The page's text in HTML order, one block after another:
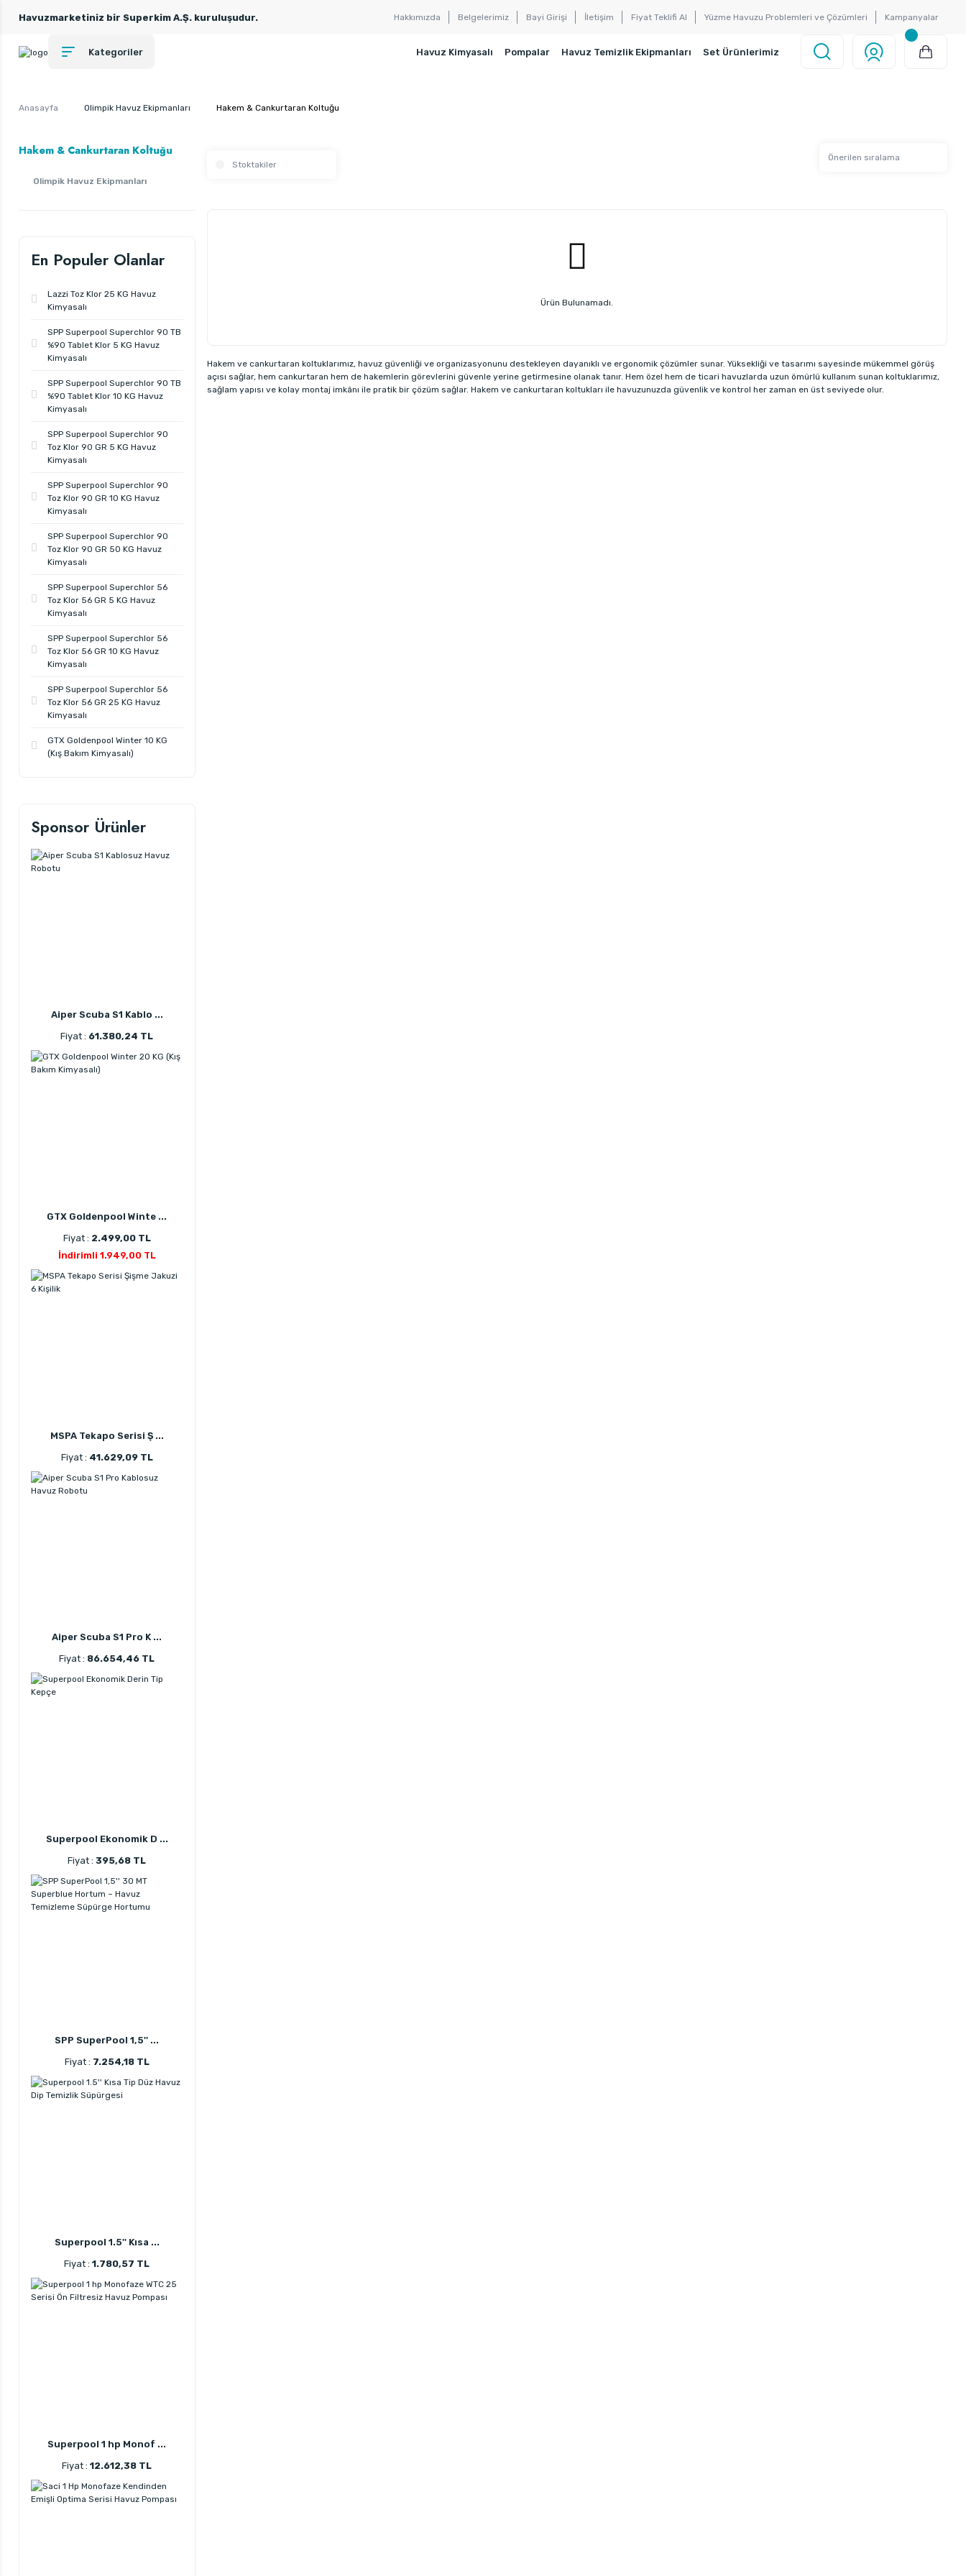
Havuzmarketiniz bir Superkim A.Ş. kuruluşudur. Hakkımızda Belgelerimiz Bayi Girişi İletişim Fiyat Teklifi Al Yüzme Havuzu Problemleri ve Çözümleri Kampanyalar
Kategoriler Havuz Kimyasalı Pompalar Havuz Temizlik Ekipmanları Set Ürünlerimiz
Anasayfa Olimpik Havuz Ekipmanları Hakem & Cankurtaran Koltuğu
Hakem & Cankurtaran Koltuğu
Olimpik Havuz Ekipmanları
En Populer Olanlar
Lazzi Toz Klor 25 KG Havuz
Kimyasalı
SPP Superpool Superchlor 90 TB
%90 Tablet Klor 5 KG Havuz
Kimyasalı
SPP Superpool Superchlor 90 TB
%90 Tablet Klor 10 KG Havuz
Kimyasalı
SPP Superpool Superchlor 90
Toz Klor 90 GR 5 KG Havuz
Kimyasalı
SPP Superpool Superchlor 90
Toz Klor 90 GR 10 KG Havuz
Kimyasalı
SPP Superpool Superchlor 90
Toz Klor 90 GR 50 KG Havuz
Kimyasalı
SPP Superpool Superchlor 56
Toz Klor 56 GR 5 KG Havuz
Kimyasalı
SPP Superpool Superchlor 56
Toz Klor 56 GR 10 KG Havuz
Kimyasalı
SPP Superpool Superchlor 56
Toz Klor 56 GR 25 KG Havuz
Kimyasalı
GTX Goldenpool Winter 10 KG
(Kış Bakım Kimyasalı)
Sponsor Ürünler
Aiper Scuba S1 Kablo ...
Fiyat : 61.380,24 TL
GTX Goldenpool Winte ...
Fiyat : 2.499,00 TL
İndirimli 1.949,00 TL
MSPA Tekapo Serisi Ş ...
Fiyat : 41.629,09 TL
Aiper Scuba S1 Pro K ...
Fiyat : 86.654,46 TL
Superpool Ekonomik D ...
Fiyat :395,68 TL
SPP SuperPool 1,5'' ...
Fiyat : 7.254,18 TL
Superpool 1.5'' Kısa ...
Fiyat :1.780,57 TL
Superpool 1 hp Monof ...
Fiyat :12.612,38 TL
Stoktakiler
Ürün Bulunamadı.
Hakem ve cankurtaran koltuklarımız, havuz güvenliği ve organizasyonunu destekleyen dayanıklı ve ergonomik çözümler sunar. Yüksekliği ve tasarımı sayesinde mükemmel görüş
açısı sağlar, hem cankurtaran hem de hakemlerin görevlerini güvenle yerine getirmesine olanak tanır. Hem özel hem de ticari havuzlarda uzun ömürlü kullanım sunan koltuklarımız,
sağlam yapısı ve kolay montaj imkânı ile pratik bir çözüm sağlar. Hakem ve cankurtaran koltukları ile havuzunuzda güvenlik ve kontrol her zaman en üst seviyede olur.